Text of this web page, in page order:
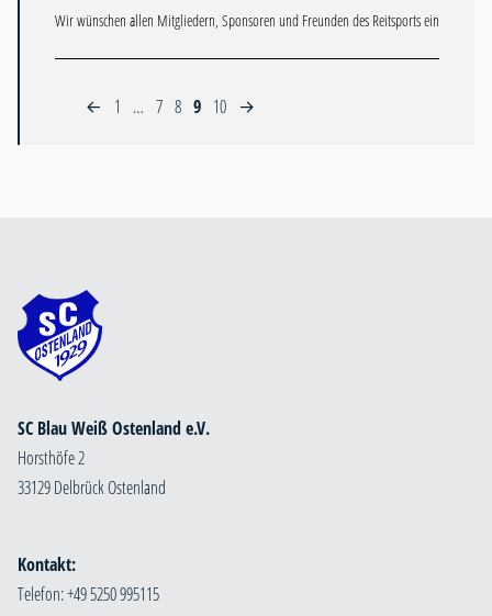
Wir wünschen allen Mitgliedern, Sponsoren und Freunden des Reitsports ein
← 1 … 7 8 9 10 →
SC Blau Weiß Ostenland e.V.
Horsthöfe 2
33129 Delbrück Ostenland
Kontakt:
Telefon: +49 5250 995115